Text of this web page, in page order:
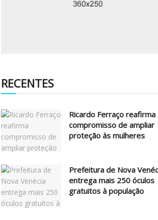
RECENTES
Ricardo Ferraço reafirma
compromisso de ampliar
proteção às mulheres
Prefeitura de Nova
entrega mais 250 óculos
gratuitos à população